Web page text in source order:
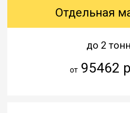
Отдельная
до 2 тонн
от95462